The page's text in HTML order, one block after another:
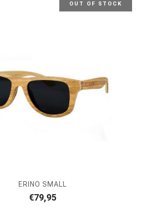
OUT OF STOCK
ERINO SMALL
€79,95